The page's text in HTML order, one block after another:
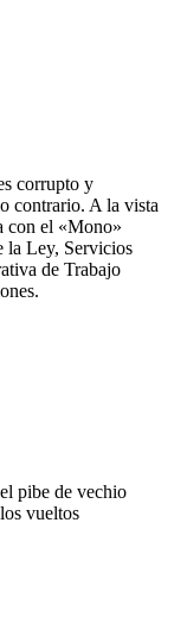
corrupto y
contrario. A la vista
con el «Mono»
la Ley, Servicios
de Trabajo
pibe de vechio
vueltos